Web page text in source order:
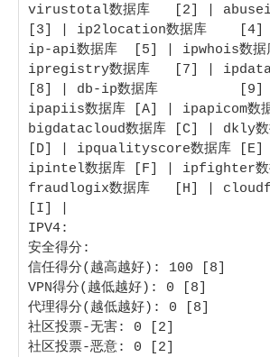
virustotal数据库   [2] |
[3] | ip2location数据库    [4]
ip-api数据库  [5] | ipwhois数
ipregistry数据库   [7] | ipdata
[8] | db-ip数据库          [9]
ipapiis数据库 [A] | ipapicom
bigdatacloud数据库 [C] | dkly数
[D] | ipqualityscore数据库 [E]
ipintel数据库 [F] | ipfighter数
fraudlogix数据库   [H] |
[I] |
IPV4:
安全得分:
信任得分(越高越好): 100 [8]
VPN得分(越低越好): 0 [8]
代理得分(越低越好): 0 [8]
社区投票-无害: 0 [2]
社区投票-恶意: 0 [2]